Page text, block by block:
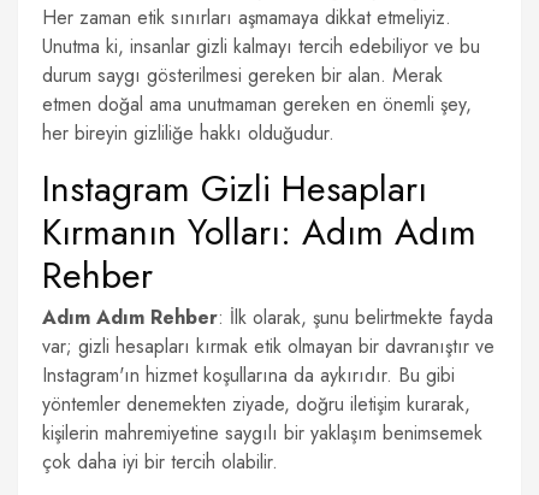
Her zaman etik sınırları aşmamaya dikkat etmeliyiz.
Unutma ki, insanlar gizli kalmayı tercih edebiliyor ve bu
durum saygı gösterilmesi gereken bir alan. Merak
etmen doğal ama unutmaman gereken en önemli şey,
her bireyin gizliliğe hakkı olduğudur.
Instagram Gizli Hesapları
Kırmanın Yolları: Adım Adım
Rehber
Adım Adım Rehber: İlk olarak, şunu belirtmekte fayda
var; gizli hesapları kırmak etik olmayan bir davranıştır ve
Instagram'ın hizmet koşullarına da aykırıdır. Bu gibi
yöntemler denemekten ziyade, doğru iletişim kurarak,
kişilerin mahremiyetine saygılı bir yaklaşım benimsemek
çok daha iyi bir tercih olabilir.